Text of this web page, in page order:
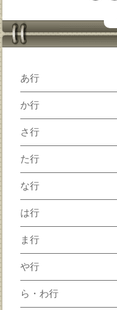
あ行
か行
さ行
た行
な行
は行
ま行
や行
ら・わ行